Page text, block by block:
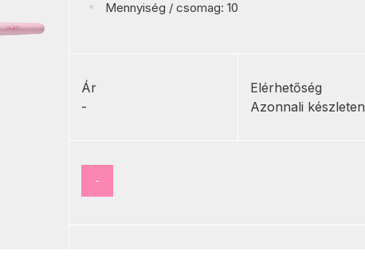
Mennyiség / csomag: 10
Ár
-
Elérhetőség
Azonnali készleten
-